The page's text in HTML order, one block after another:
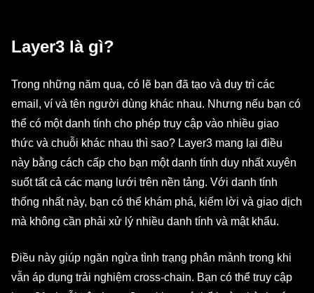
Layer3 là gì?
Trong những năm qua, có lẽ bạn đã tạo và duy trì các
email, ví và tên người dùng khác nhau. Nhưng nếu bạn có
thể có một danh tính cho phép truy cập vào nhiều giao
thức và chuỗi khác nhau thì sao? Layer3 mang lại điều
này bằng cách cấp cho bạn một danh tính duy nhất xuyên
suốt tất cả các mạng lưới trên nền tảng. Với danh tính
thống nhất này, bạn có thể khám phá, kiếm lời và giao dịch
mà không cần phải xử lý nhiều danh tính và mật khẩu.
Điều này giúp ngăn ngừa tình trạng phân mảnh trong khi
vẫn áp dụng trải nghiệm cross-chain. Bạn có thể truy cập